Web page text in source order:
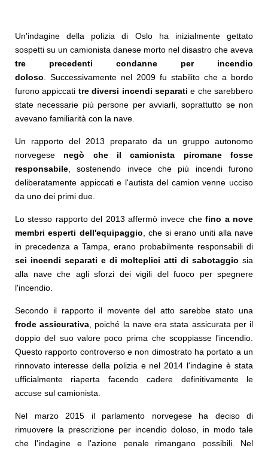
Un'indagine della polizia di Oslo ha inizialmente gettato
sospetti su un camionista danese morto nel disastro che aveva
tre precedenti condanne per incendio
doloso . Successivamente nel 2009 fu stabilito che a bordo
furono appiccati tre diversi incendi separati e che sarebbero
state necessarie più persone per avviarli, soprattutto se non
avevano familiarità con la nave.
Un rapporto del 2013 preparato da un gruppo autonomo
norvegese negò che il camionista piromane fosse
responsabile , sostenendo invece che più incendi furono
deliberatamente appiccati e l'autista del camion venne ucciso
da uno dei primi due.
Lo stesso rapporto del 2013 affermò invece chefino a nove
membri esperti dell'equipaggio , che si erano uniti alla nave
in precedenza a Tampa, erano probabilmente responsabili di
sei incendi separati e di molteplici atti di sabotaggio sia
alla nave che agli sforzi dei vigili del fuoco per spegnere
l'incendio.
Secondo il rapporto il movente del atto sarebbe stato una
frode assicurativa , poiché la nave era stata assicurata per il
doppio del suo valore poco prima che scoppiasse l'incendio.
Questo rapporto controverso e non dimostrato ha portato a un
rinnovato interesse della polizia e nel 2014 l'indagine è stata
ufficialmente riaperta facendo cadere definitivamente le
accuse sul camionista.
Nel marzo 2015 il parlamento norvegese ha deciso di
rimuovere la prescrizione per incendio doloso, in modo tale
che l'indagine e l'azione penale rimangano possibili. Nel